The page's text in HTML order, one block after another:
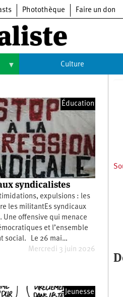
Photothèque Faire un don
Culture
Arts
Cinéma
Expositions
Livres
Musique
Éducation
syndicalistes
expulsions : les
les militantEs syndicaux
Une offensive qui menace
et l’ensemble
social. Le 26 mai…
Mercredi 3 juin 2026
Jeunesse